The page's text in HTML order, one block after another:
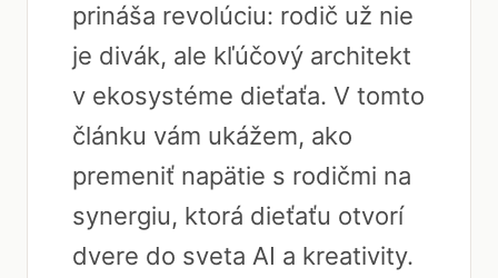
prináša revolúciu: rodič už nie
je divák, ale kľúčový architekt
v ekosystéme dieťaťa. V tomto
článku vám ukážem, ako
premeniť napätie s rodičmi na
synergiu, ktorá dieťaťu otvorí
dvere do sveta AI a kreativity.